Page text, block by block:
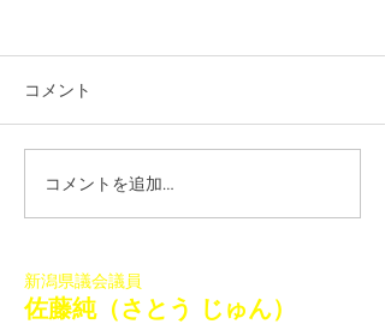
「佐藤純を囲む座談会･稲
葉会館、袋津会館」を開
コメント
コメントを追加…
新潟県議会議員
​佐藤純（さとう じゅん）